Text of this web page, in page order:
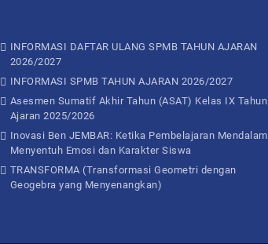
INFORMASI DAFTAR ULANG SPMB TAHUN AJARAN
2026/2027
INFORMASI SPMB TAHUN AJARAN 2026/2027
Asesmen Sumatif Akhir Tahun (ASAT) Kelas IX Tahun
Ajaran 2025/2026
Inovasi Ben JEMBAR: Ketika Pembelajaran Mendalam
Menyentuh Emosi dan Karakter Siswa
TRANSFORMA (Transformasi Geometri dengan
Geogebra yang Menyenangkan)